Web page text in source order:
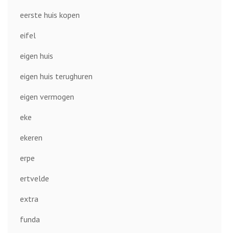
eerste huis kopen
eifel
eigen huis
eigen huis terughuren
eigen vermogen
eke
ekeren
erpe
ertvelde
extra
funda